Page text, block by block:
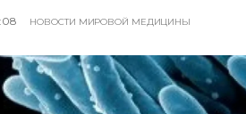
НОВОСТИ МИРОВОЙ МЕДИЦИНЫ